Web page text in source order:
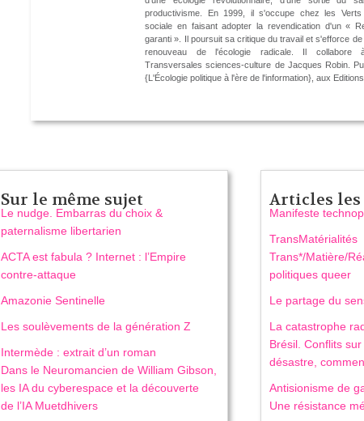
productivisme. En 1999, il s'occupe chez les Verts
sociale en faisant adopter la revendication d'un «
garanti ». Il poursuit sa critique du travail et s'efforce
renouveau de l'écologie radicale. Il collabore
Transversales sciences-culture de Jacques Robin.
{L'Écologie politique à l'ère de l'information}, aux Editions
Sur le même sujet
Le nudge. Embarras du choix &
paternalisme libertarien
ACTA est fabula ? Internet : l’Empire
contre-attaque
Amazonie Sentinelle
Les soulèvements de la génération Z
Intermède : extrait d’un roman
Dans le Neuromancien de William Gibson,
les IA du cyberespace et la découverte
de l’IA Muetdhivers
Articles
Manifeste
TransMatérialités
Trans*/Matière/
politiques queer
Le partage du
La catastrophe
Brésil. Conflits sur
désastre,
Antisionisme de
Une résistance